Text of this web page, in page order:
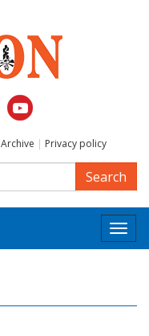
Archive | Privacy policy
Search